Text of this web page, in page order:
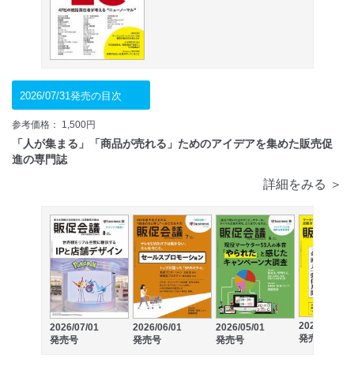
2026/07/31発売の目次
参考価格： 1,500円
「人が集まる」「商品が売れる」ためのアイデアを集めた販売促
進の専門誌
詳細をみる ＞
2026/07/01
発売号
2026/06/01
発売号
2026/05/01
発売号
2026/04/01
発売号